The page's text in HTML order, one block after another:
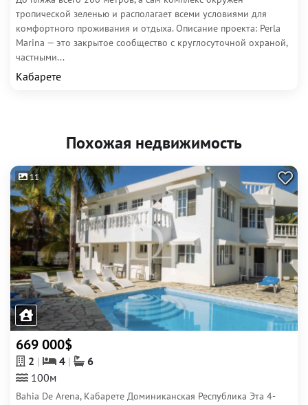
тропической зеленью и располагает всеми условиями для
комфортного проживания и отдыха. Описание проекта: Perla
Marina — это закрытое сообщество с круглосуточной охраной,
частными...
Кабарете
Похожая недвижимость
11
669 000$
2 4
6
100м
Bahia De Arena, Кабарете Доминиканская Республика Эта 4-